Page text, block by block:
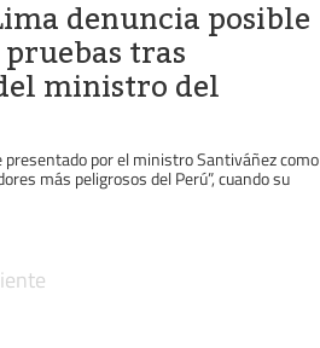
denuncia posible
tras
ministro del
por el ministro Santiváñez como
más peligrosos del Perú”, cuando su